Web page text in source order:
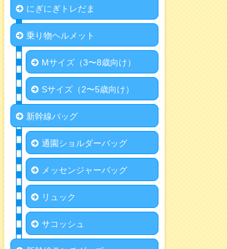
にぎにぎトレだま
乗り物ヘルメット
Mサイズ（3〜8歳向け）
Sサイズ（2〜5歳向け）
新幹線バッグ
通園ショルダーバッグ
メッセンジャーバッグ
リュック
サコッシュ